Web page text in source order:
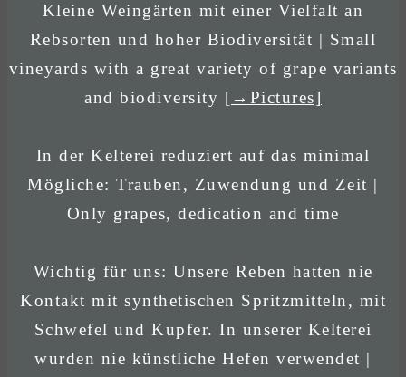
Kleine Weingärten mit einer Vielfalt an
Rebsorten und hoher Biodiversität | Small
vineyards with a great variety of grape variants
and biodiversity [→Pictures]
In der Kelterei reduziert auf das minimal
Mögliche: Trauben, Zuwendung und Zeit |
Only grapes, dedication and time
Wichtig für uns: Unsere Reben hatten nie
Kontakt mit synthetischen Spritzmitteln, mit
Schwefel und Kupfer. In unserer Kelterei
wurden nie künstliche Hefen verwendet |